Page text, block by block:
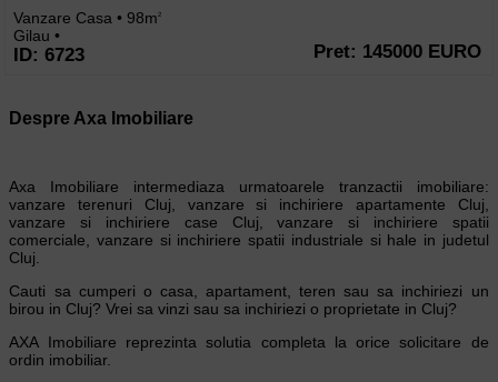
Vanzare Casa • 98m2
Gilau •
ID: 6723 Pret: 145000 EURO
Despre Axa Imobiliare
Axa Imobiliare intermediaza urmatoarele tranzactii imobiliare:
vanzare terenuri Cluj, vanzare si inchiriere apartamente Cluj,
vanzare si inchiriere case Cluj, vanzare si inchiriere spatii
comerciale, vanzare si inchiriere spatii industriale si hale in judetul
Cluj.
Cauti sa cumperi o casa, apartament, teren sau sa inchiriezi un
birou in Cluj? Vrei sa vinzi sau sa inchiriezi o proprietate in Cluj?
AXA Imobiliare reprezinta solutia completa la orice solicitare de
ordin imobiliar.